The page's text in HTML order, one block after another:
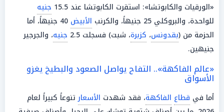
«الورقيات والكابوتشا»: استقرت الكابوتشا عند 15.5
جنيه
للواحدة، والبروكلي 25 جنيهاً، والكرنب
الأبيض
40 جنيهاً، أما
الحزمة من (بقدونس، كزبرة، شبت) فسجلت 2.5 جنيه، والجرجير
جنيهين.
«عالم الفاكهة».. التفاح يواصل الصعود والبطيخ يغزو
الأسواق
أما في قطاع الفاكهة، فقد شهدت الأسعارتنوعاً كبيراً لعام